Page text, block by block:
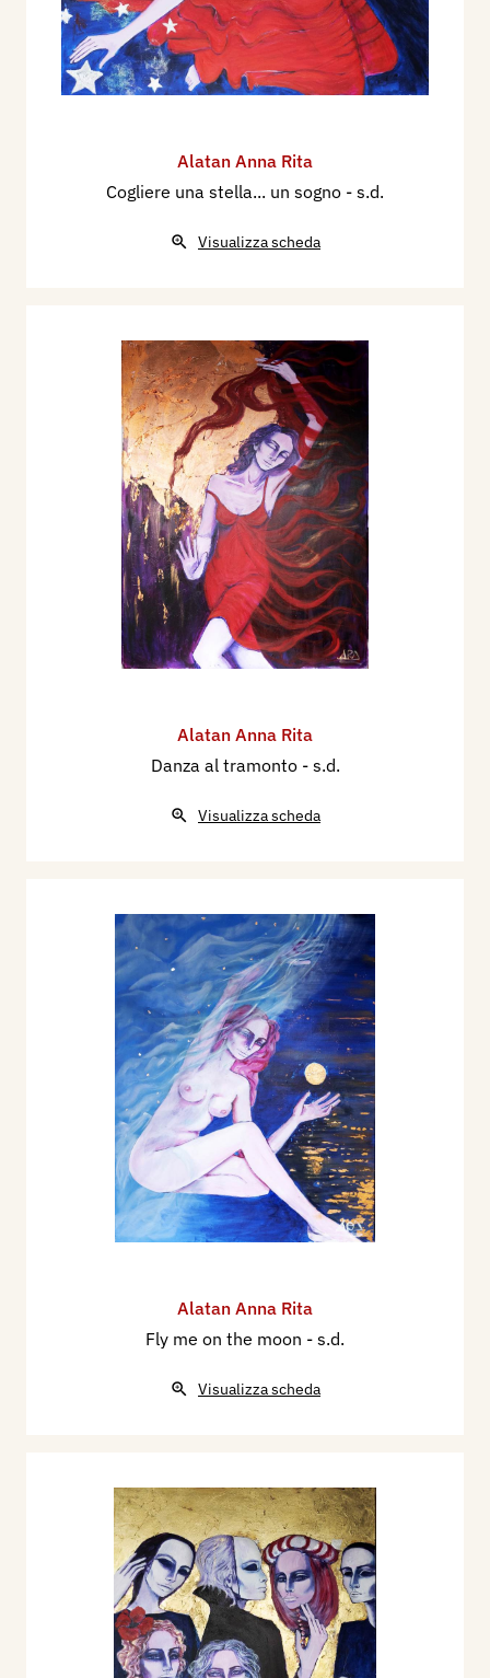
Alatan Anna Rita
Cogliere una stella... un sogno - s.d.
Visualizza scheda
Alatan Anna Rita
Danza al tramonto - s.d.
Visualizza scheda
Alatan Anna Rita
Fly me on the moon - s.d.
Visualizza scheda